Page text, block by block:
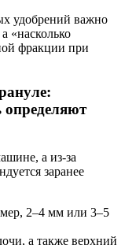
удобрений важно
«насколько
фракции при
а из‑за
заранее
2–4 мм или 3–5
а также верхний